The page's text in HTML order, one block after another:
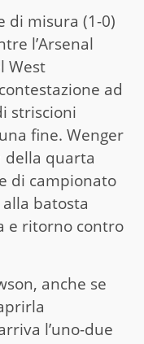
di misura (1-0)
l’Arsenal
West
ad
striscioni
fine. Wenger
della quarta
di campionato
batosta
e ritorno contro
anche se
l’uno-due